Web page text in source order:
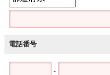
電話番号
-